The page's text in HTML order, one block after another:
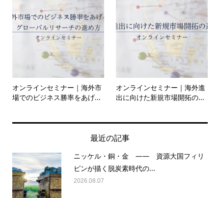
オンラインセミナー｜海外市
場でのビジネス勝率をあげ...
オンラインセミナー｜海外進
出に向けた新規市場開拓の...
最近の記事
ニッケル・銅・金 —— 資源大国フィリ
ピンが描く脱炭素時代の...
2026.08.07